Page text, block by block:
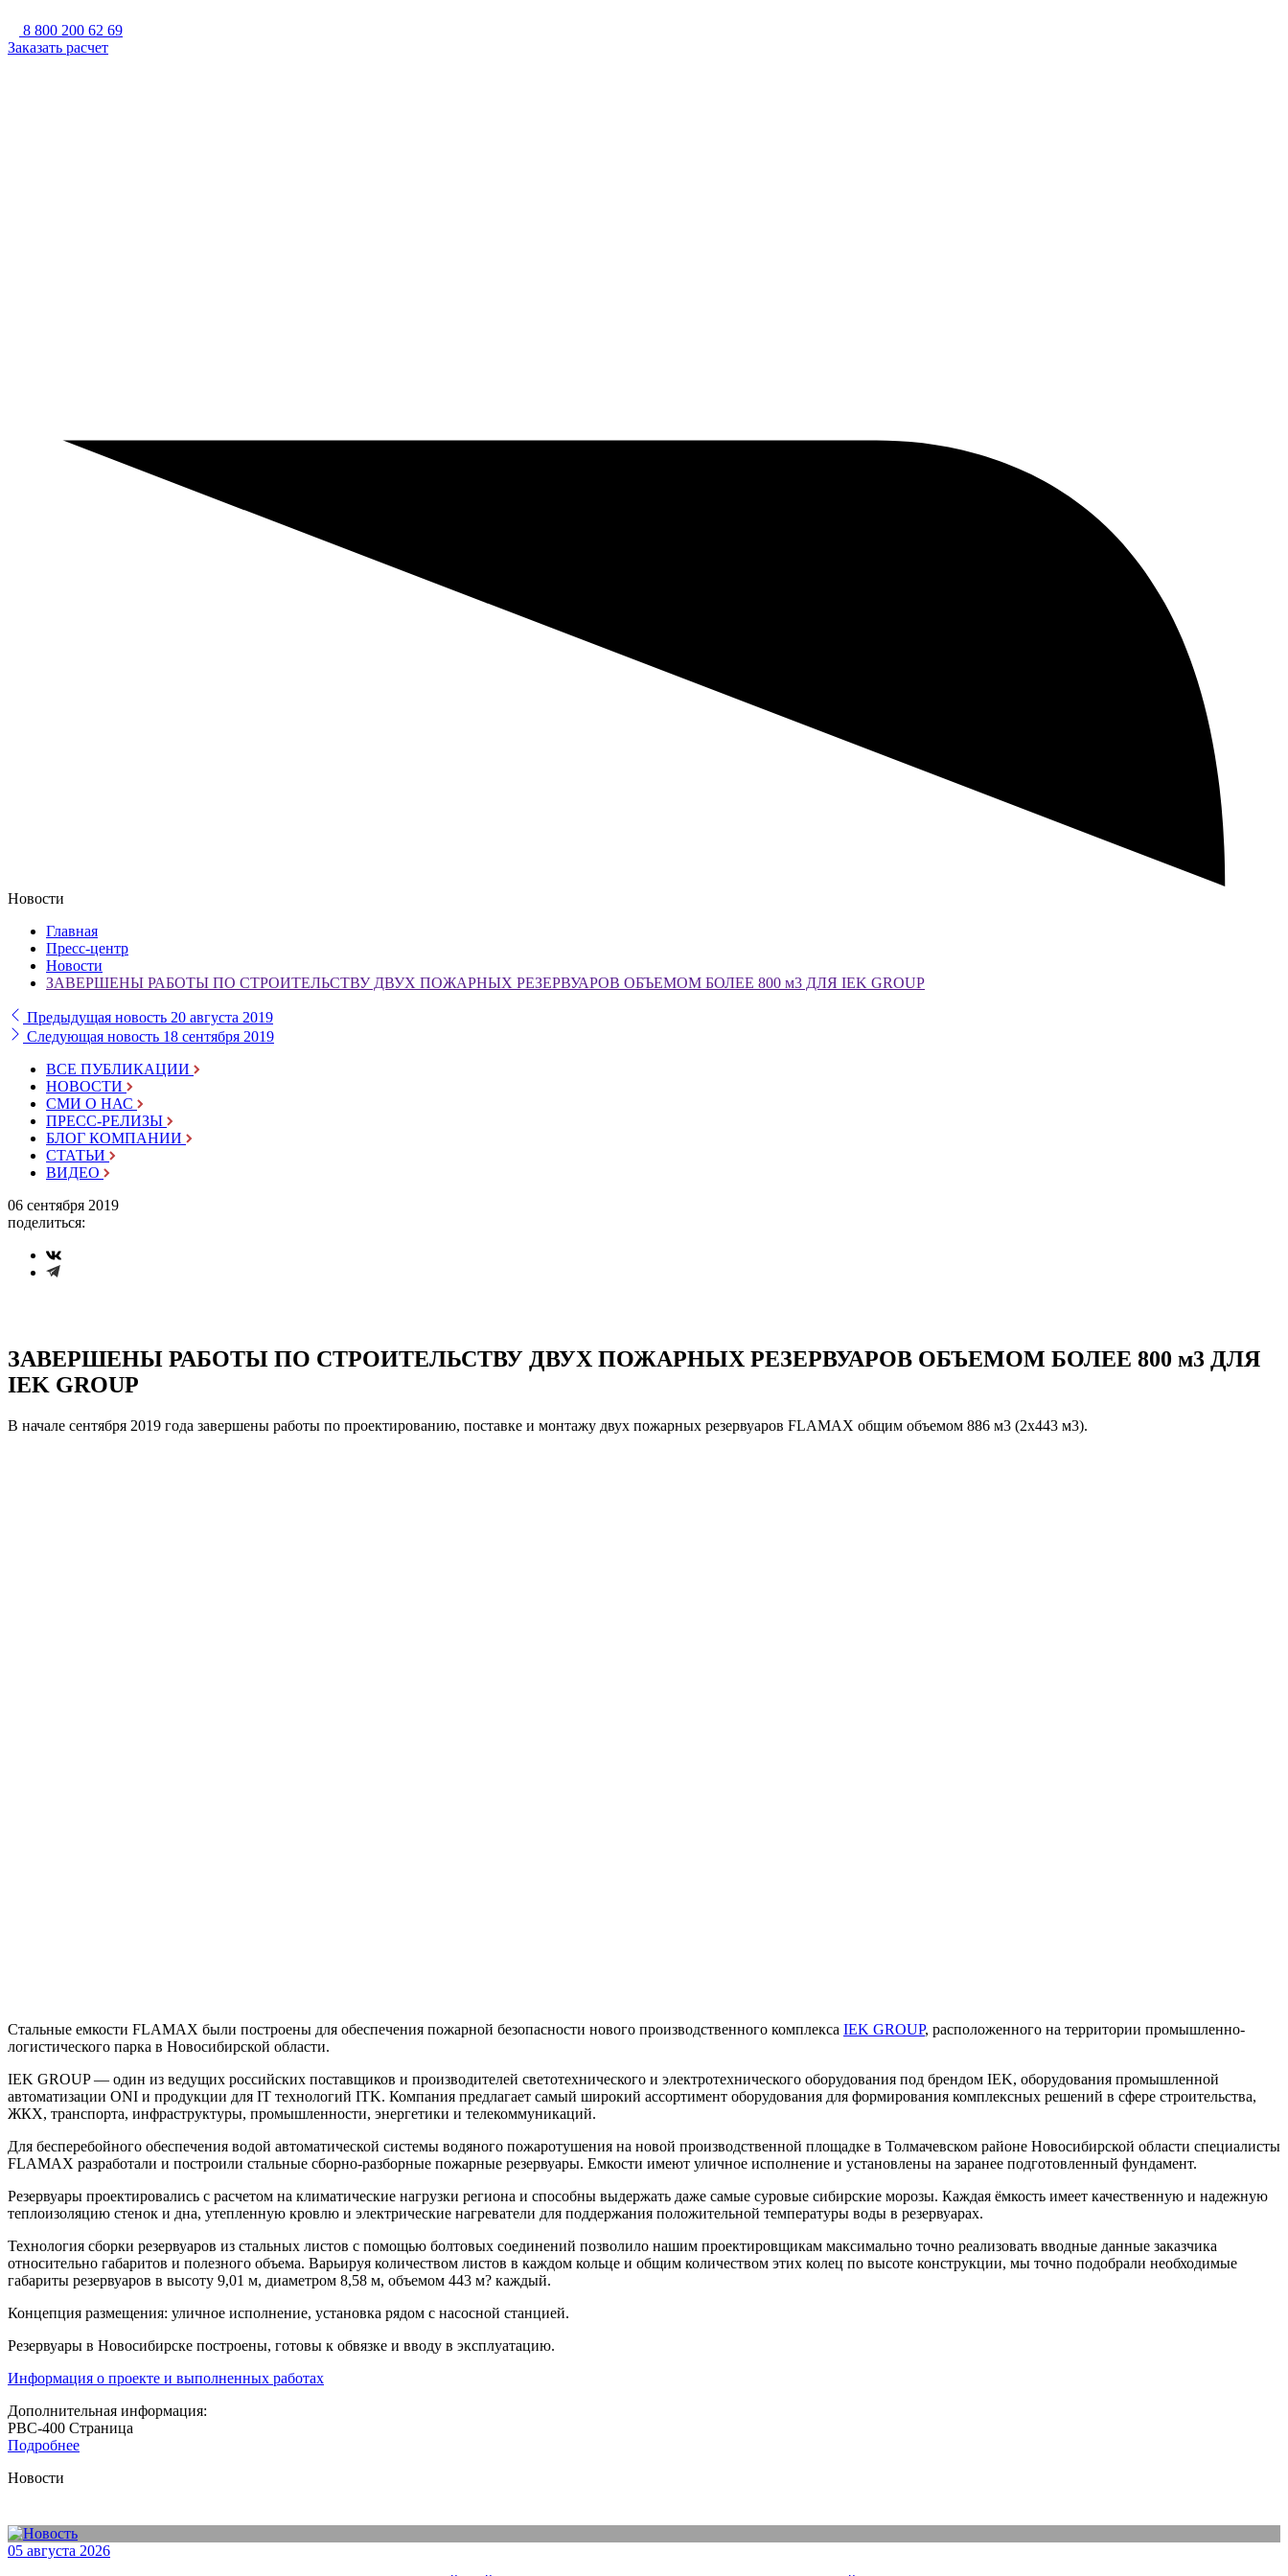
8 800 200 62 69
Заказать расчет
Новости
Главная
Пресс-центр
Новости
ЗАВЕРШЕНЫ РАБОТЫ ПО СТРОИТЕЛЬСТВУ ДВУХ ПОЖАРНЫХ РЕЗЕРВУАРОВ ОБЪЕМОМ БОЛЕЕ 800 м3 ДЛЯ IEK GROUP
Предыдущая новость 20 августа 2019
Следующая новость 18 сентября 2019
ВСЕ ПУБЛИКАЦИИ
НОВОСТИ
СМИ О НАС
ПРЕСС-РЕЛИЗЫ
БЛОГ КОМПАНИИ
СТАТЬИ
ВИДЕО
06 сентября 2019
поделиться:
ЗАВЕРШЕНЫ РАБОТЫ ПО СТРОИТЕЛЬСТВУ ДВУХ ПОЖАРНЫХ РЕЗЕРВУАРОВ ОБЪЕМОМ БОЛЕЕ 800 м3 ДЛЯ
IEK GROUP
В начале сентября 2019 года завершены работы по проектированию, поставке и монтажу двух пожарных резервуаров FLAMAX общим объемом 886 м3 (2х443 м3).
Стальные емкости FLAMAX были построены для обеспечения пожарной безопасности нового производственного комплекса IEK GROUP, расположенного на территории промышленно-
логистического парка в Новосибирской области.
IEK GROUP — один из ведущих российских поставщиков и производителей светотехнического и электротехнического оборудования под брендом IEK, оборудования промышленной
автоматизации ONI и продукции для IT технологий ITK. Компания предлагает самый широкий ассортимент оборудования для формирования комплексных решений в сфере строительства,
ЖКХ, транспорта, инфраструктуры, промышленности, энергетики и телекоммуникаций.
Для бесперебойного обеспечения водой автоматической системы водяного пожаротушения на новой производственной площадке в Толмачевском районе Новосибирской области специалисты
FLAMAX разработали и построили стальные сборно-разборные пожарные резервуары. Емкости имеют уличное исполнение и установлены на заранее подготовленный фундамент.
Резервуары проектировались с расчетом на климатические нагрузки региона и способны выдержать даже самые суровые сибирские морозы. Каждая ёмкость имеет качественную и надежную
теплоизоляцию стенок и дна, утепленную кровлю и электрические нагреватели для поддержания положительной температуры воды в резервуарах.
Технология сборки резервуаров из стальных листов с помощью болтовых соединений позволило нашим проектировщикам максимально точно реализовать вводные данные заказчика
относительно габаритов и полезного объема. Варьируя количеством листов в каждом кольце и общим количеством этих колец по высоте конструкции, мы точно подобрали необходимые
габариты резервуаров в высоту 9,01 м, диаметром 8,58 м, объемом 443 м? каждый.
Концепция размещения: уличное исполнение, установка рядом с насосной станцией.
Резервуары в Новосибирске построены, готовы к обвязке и вводу в эксплуатацию.
Информация о проекте и выполненных работах
Дополнительная информация:
РВС-400 Страница
Подробнее
Новости
05 августа 2026